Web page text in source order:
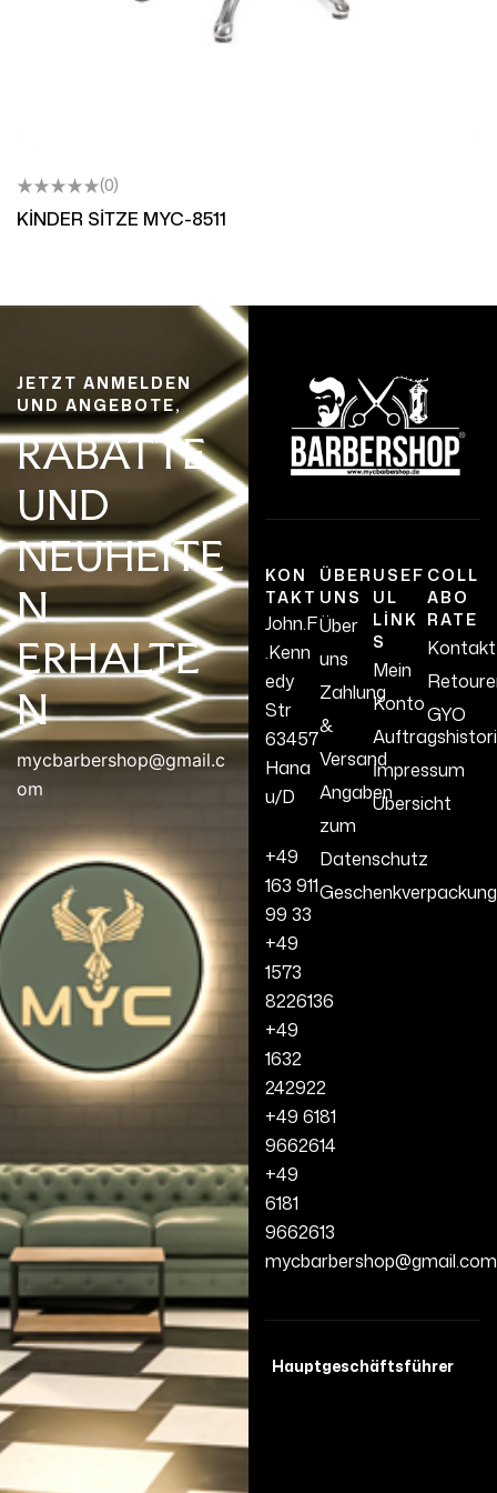
(0)
KİNDER SİTZE MYC-8511
KON
TAKT
John.F
.Kenn
edy
Str
63457
Hana
u/D
+49
163 911
99 33
+49
1573
8226136
+49
1632
242922
+49 6181
9662614
+49
6181
9662613
mycbarbershop@gmail.com
ÜBER
UNS
Über
uns
Zahlung
&
Versand
Angaben
zum
Datenschutz
Geschenkverpackung
USEF
UL
LINK
S
Mein
Konto
İmpressum
Übersicht
COLL
ABO
RATE
Kontakt
GYO
Hauptgeschäftsführer
JETZT ANMELDEN
UND ANGEBOTE,
RABATTE
UND
NEUHEITE
N
ERHALTE
N
mycbarbershop@gmail.c
om